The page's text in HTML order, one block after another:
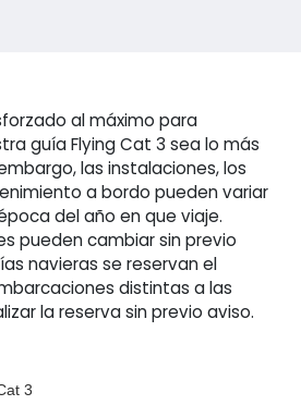
al máximo para
guía Flying Cat 3 sea lo más
las instalaciones, los
a bordo pueden variar
del año en que viaje.
pueden cambiar sin previo
navieras se reservan el
distintas a las
la reserva sin previo aviso.
3